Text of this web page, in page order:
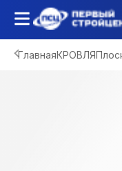
ГлавнаяКРОВЛЯ